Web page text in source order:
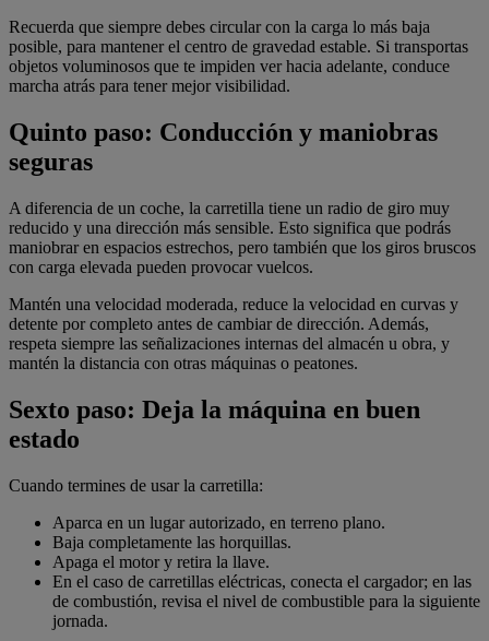
Recuerda que siempre debes circular con la carga lo más baja
posible, para mantener el centro de gravedad estable. Si transportas
objetos voluminosos que te impiden ver hacia adelante, conduce
marcha atrás para tener mejor visibilidad.
Quinto paso: Conducción y maniobras
seguras
A diferencia de un coche, la carretilla tiene un radio de giro muy
reducido y una dirección más sensible. Esto significa que podrás
maniobrar en espacios estrechos, pero también que los giros bruscos
con carga elevada pueden provocar vuelcos.
Mantén una velocidad moderada, reduce la velocidad en curvas y
detente por completo antes de cambiar de dirección. Además,
respeta siempre las señalizaciones internas del almacén u obra, y
mantén la distancia con otras máquinas o peatones.
Sexto paso: Deja la máquina en buen
estado
Cuando termines de usar la carretilla:
Aparca en un lugar autorizado, en terreno plano.
Baja completamente las horquillas.
Apaga el motor y retira la llave.
En el caso de carretillas eléctricas, conecta el cargador; en las
de combustión, revisa el nivel de combustible para la siguiente
jornada.